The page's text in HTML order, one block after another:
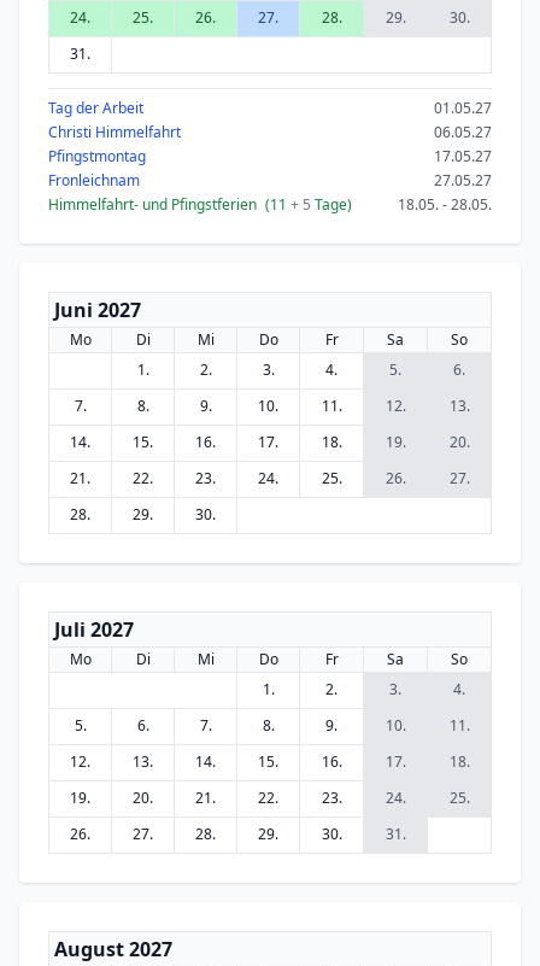
24. 25. 26. 27. 28. 29.
30.
31.
Tag der Arbeit
01.05.27
Christi Himmelfahrt
06.05.27
Pfingstmontag
17.05.27
Fronleichnam
27.05.27
Himmelfahrt- und Pfingstferien (11 + 5 Tage) 18.05. - 28.05.
Juni 2027
Mo Di Mi Do Fr Sa
So
1.
2. 3. 4. 5.
6.
7.
8. 9. 10. 11. 12.
13.
14.
15. 16. 17. 18. 19.
20.
21.
22. 23. 24. 25. 26.
27.
28.
29. 30.
Juli 2027
Mo Di Mi Do Fr Sa
So
1.
2. 3.
4.
5.
6. 7. 8. 9. 10.
11.
12.
13. 14. 15. 16. 17.
18.
19.
20. 21. 22. 23. 24.
25.
26.
27. 28. 29. 30. 31.
August 2027